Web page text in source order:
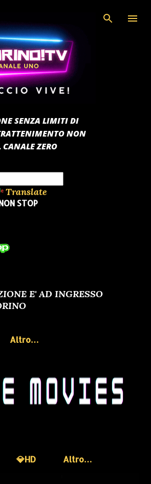
SENZA LIMITI DI
NON
CANALE ZERO
Translate
STOP
E' AD INGRESSO
Altro…
💎HD Altro…